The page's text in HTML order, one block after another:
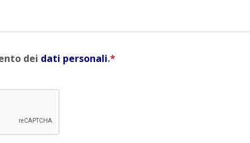
dei dati personali.*